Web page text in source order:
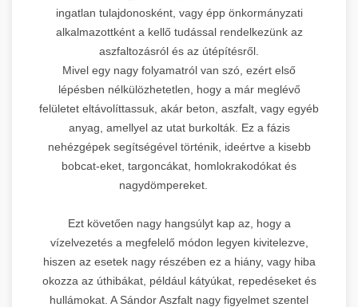
ingatlan tulajdonosként, vagy épp önkormányzati
alkalmazottként a kellő tudással rendelkezünk az
aszfaltozásról és az útépítésről.
Mivel egy nagy folyamatról van szó, ezért első
lépésben nélkülözhetetlen, hogy a már meglévő
felületet eltávolíttassuk, akár beton, aszfalt, vagy egyéb
anyag, amellyel az utat burkolták. Ez a fázis
nehézgépek segítségével történik, ideértve a kisebb
bobcat-eket, targoncákat, homlokrakodókat és
nagydömpereket.
Ezt követően nagy hangsúlyt kap az, hogy a
vízelvezetés a megfelelő módon legyen kivitelezve,
hiszen az esetek nagy részében ez a hiány, vagy hiba
okozza az úthibákat, például kátyúkat, repedéseket és
hullámokat. A Sándor Aszfalt nagy figyelmet szentel